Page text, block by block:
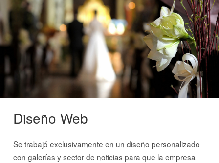
Diseño Web
Se trabajó exclusivamente en un diseño personalizado
con galerías y sector de noticias para que la empresa